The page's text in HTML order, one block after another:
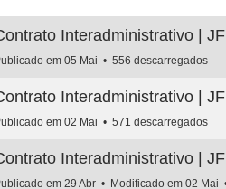
Interadministrativo |
em 05 Mai 556 descarregados
Interadministrativo |
em 02 Mai 571 descarregados
Interadministrativo |
em 29 Abr Modificado em 02 Mai